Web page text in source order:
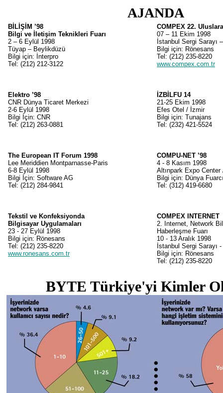
AJANDA
BİLİŞİM ’98
Bilgi ve İletişim Teknikleri Fuarı
2 – 6 Eylül 1998
Tüyap – Beylikdüzü
Bilgi için: İnterpro
Tel: (212) 212-3122
Elektro ’98
CNR Dünya Ticaret Merkezi
2-6 Eylül 1998
Bilgi İçin: CNR
Tel: (212) 263-0881
The European IT Forum 1998
Lee Meriddien Montparnasse-Paris
6-8 Eylül 1998
Bilgi İçin: Software AG
Tel: (212) 284-9841
Tekstil ve Konfeksiyonda
Bilgisayar Uygulamaları
23 - 27 Eylül 1998
Bilgi için: Rönesans
Tel: (212) 235-8220
www.ronesans.com.tr
COMPEX 22.
07 – 11 Ekim 1998
İstanbul Sergi Sarayı
Bilgi için: Rönesans
Tel: (212) 235-8220
www.compex.com.tr
İZBİLFU 14
21-25 Ekim 1998
Efes Otel / İzmir
Bilgi için: Tunajans
Tel: (232) 421-5524
COMPU-NET ’98
4 - 8 Kasım 1998
Altınpark Expo Center
Bilgi için: Dünya
Tel: (312) 419-6680
COMPEX INTERNET
2. Internet, Network
Haberleşme Fuarı
10 - 13 Aralık 1998
İstanbul Sergi Sarayı -
Bilgi için: Rönesans
Tel: (212) 235-8220
BYTE Türkiye'yi Kimler